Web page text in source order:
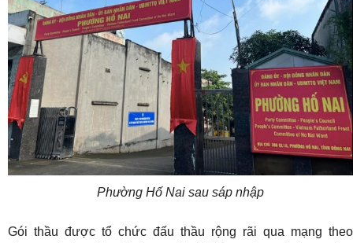
Phường Hố Nai sau sáp nhập
Gói thầu được tổ chức đấu thầu rộng rãi qua mạng theo